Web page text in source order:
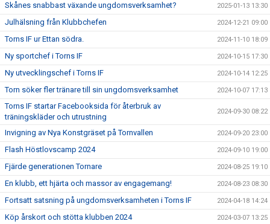
Skånes snabbast växande ungdomsverksamhet? 2025-01-13 13:30
Julhälsning från Klubbchefen 2024-12-21 09:00
Torns IF ur Ettan södra. 2024-11-10 18:09
Ny sportchef i Torns IF 2024-10-15 17:30
Ny utvecklingschef i Torns IF 2024-10-14 12:25
Torn söker fler tränare till sin ungdomsverksamhet 2024-10-07 17:13
Torns IF startar Facebooksida för återbruk av
träningskläder och utrustning
2024-09-30 08:22
Invigning av Nya Konstgräset på Tornvallen 2024-09-20 23:00
Flash Höstlovscamp 2024 2024-09-10 19:00
Fjärde generationen Tornare 2024-08-25 19:10
En klubb, ett hjärta och massor av engagemang! 2024-08-23 08:30
Fortsatt satsning på ungdomsverksamheten i Torns IF 2024-04-18 14:24
Köp årskort och stötta klubben 2024 2024-03-07 13:25